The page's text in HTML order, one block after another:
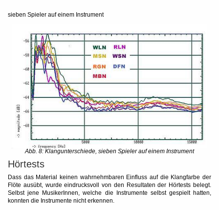
sieben Spieler auf einem Instrument
Abb. 8: Klangunterschiede, sieben Spieler auf einem Instrument
Hörtests
Dass das Material keinen wahrnehmbaren Einfluss auf die Klangfarbe der
Flöte ausübt, wurde eindrucksvoll von den Resultaten der Hörtests belegt.
Selbst jene MusikerInnen, welche die Instrumente selbst gespielt hatten,
konnten die Instrumente nicht erkennen.